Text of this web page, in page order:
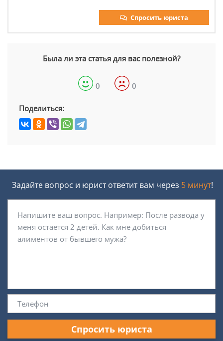
Спросить юриста
Была ли эта статья для вас полезной?
0 0
Поделиться:
Задайте вопрос и юрист ответит вам через 5 минут!
Спросить юриста